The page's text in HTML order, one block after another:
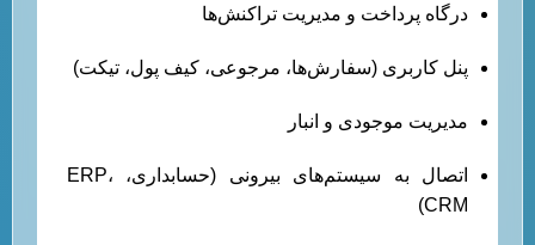
درگاه پرداخت و مدیریت تراکنش‌ها
پنل کاربری (سفارش‌ها، مرجوعی، کیف پول، تیکت)
مدیریت موجودی و انبار
اتصال به سیستم‌های بیرونی (حسابداری، ERP،
CRM)